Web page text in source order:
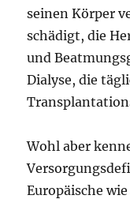
seinen Körper
schädigt, die
und
Dialyse, die
Wohl aber
Europäische